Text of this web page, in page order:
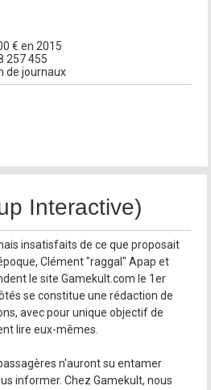
€ en 2015
257 455
de journaux
Interactive)
insatisfaits de ce que proposait
Clément "raggal" Apap et
le site Gamekult.com le 1er
se constitue une rédaction de
avec pour unique objectif de
lire eux-mêmes.
n'auront su entamer
informer. Chez Gamekult, nous